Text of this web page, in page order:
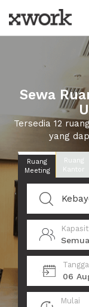
Sewa
Tersedia 12
yang
Ruang
Meeting
Ruang
Kantor
06
Mulai